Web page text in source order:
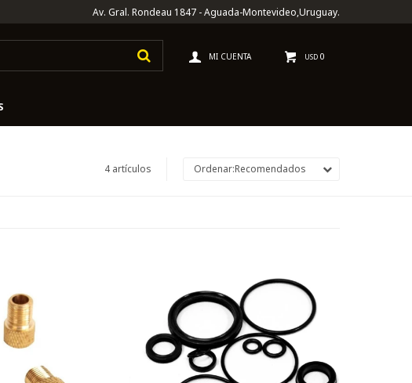
USD 0
Av. Gral. Rondeau 1847 - Aguada-Montevideo,Uruguay.
4 artículos Recomendados